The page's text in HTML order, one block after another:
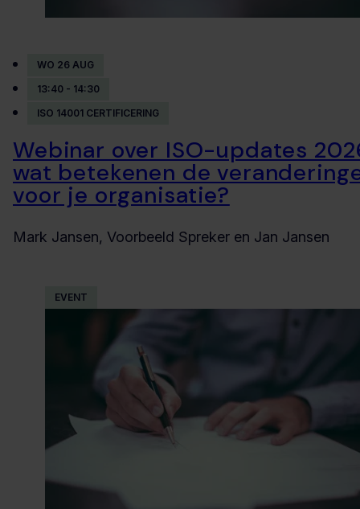
WO 26 AUG
13:40 - 14:30
ISO 14001 CERTIFICERING
Webinar over ISO-updates
wat betekenen de
voor je organisatie?
Mark Jansen, Voorbeeld Spreker en Jan Jansen
EVENT